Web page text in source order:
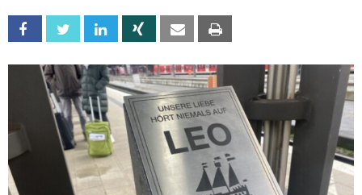
Facebook Twitter Linkedin Xing Email